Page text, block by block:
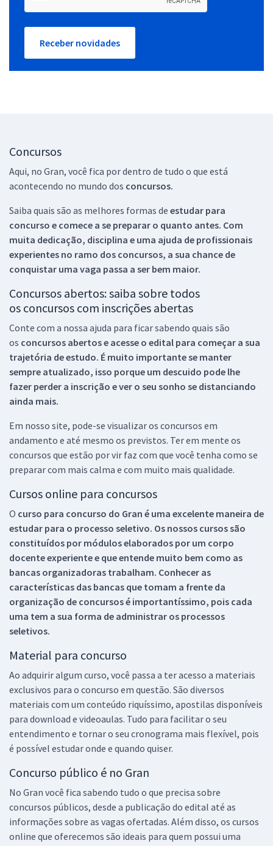
Receber novidades
Concursos
Aqui, no Gran, você fica por dentro de tudo o que está
acontecendo no mundo dos concursos.
Saiba quais são as melhores formas de estudar para
concurso e comece a se preparar o quanto antes. Com
muita dedicação, disciplina e uma ajuda de profissionais
experientes no ramo dos concursos, a sua chance de
conquistar uma vaga passa a ser bem maior.
Concursos abertos: saiba sobre todos
os concursos com inscrições abertas
Conte com a nossa ajuda para ficar sabendo quais são
os concursos abertos e acesse o edital para começar a sua
trajetória de estudo. É muito importante se manter
sempre atualizado, isso porque um descuido pode lhe
fazer perder a inscrição e ver o seu sonho se distanciando
ainda mais.
Em nosso site, pode-se visualizar os concursos em
andamento e até mesmo os previstos. Ter em mente os
concursos que estão por vir faz com que você tenha como se
preparar com mais calma e com muito mais qualidade.
Cursos online para concursos
O curso para concurso do Gran é uma excelente maneira de
estudar para o processo seletivo. Os nossos cursos são
constituídos por módulos elaborados por um corpo
docente experiente e que entende muito bem como as
bancas organizadoras trabalham. Conhecer as
características das bancas que tomam a frente da
organização de concursos é importantíssimo, pois cada
uma tem a sua forma de administrar os processos
seletivos.
Material para concurso
Ao adquirir algum curso, você passa a ter acesso a materiais
exclusivos para o concurso em questão. São diversos
materiais com um conteúdo riquíssimo, apostilas disponíveis
para download e videoaulas. Tudo para facilitar o seu
entendimento e tornar o seu cronograma mais flexível, pois
é possível estudar onde e quando quiser.
Concurso público é no Gran
No Gran você fica sabendo tudo o que precisa sobre
concursos públicos, desde a publicação do edital até as
informações sobre as vagas ofertadas. Além disso, os cursos
online que oferecemos são ideais para quem possui uma